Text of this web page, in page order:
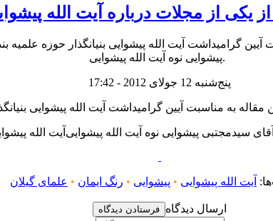
یکی از مجلات درباره آیت الله
آیین گرامیداشت آیت الله پیشوایی بنیانگذار حوزه
پیشوایی نوه آیت الله پیشوایی.
پنج‌شنبه 12 جولای 2012 - 17:42
آیت الله پیشوایی • پیشوایی • رنگ ایمان • علمای گیلان
فرستادن دیدگاه ارسال دیدگاه